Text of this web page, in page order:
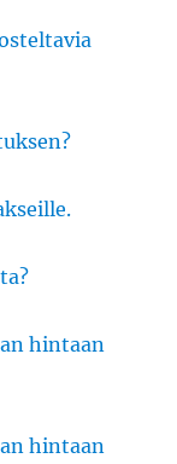
hintaan
hintaan